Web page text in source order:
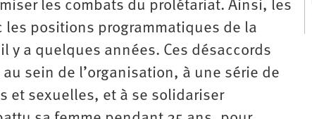
les combats du prolétariat. Ainsi, les
les positions programmatiques de la
y a quelques années. Ces désaccords
sein de l’organisation, à une série de
et sexuelles, et à se solidariser